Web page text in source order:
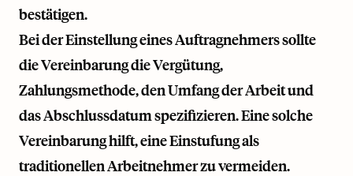
bestätigen.
Bei der Einstellung eines Auftragnehmers sollte
die Vereinbarung die Vergütung,
Zahlungsmethode, den Umfang der Arbeit und
das Abschlussdatum spezifizieren. Eine solche
Vereinbarung hilft, eine Einstufung als
traditionellen Arbeitnehmer zu vermeiden.